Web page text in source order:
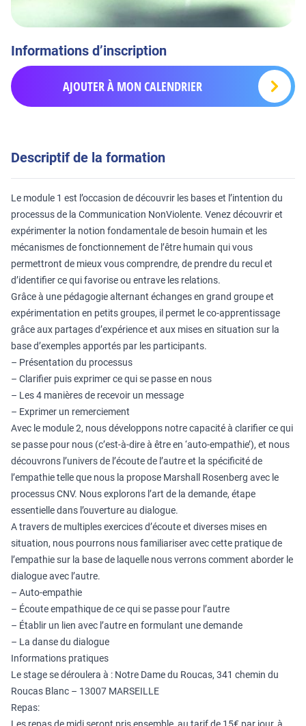
Informations d’inscription
AJOUTER À MON CALENDRIER
Descriptif de la formation
Le module 1 est l’occasion de découvrir les bases et l’intention du
processus de la Communication NonViolente. Venez découvrir et
expérimenter la notion fondamentale de besoin humain et les
mécanismes de fonctionnement de l’être humain qui vous
permettront de mieux vous comprendre, de prendre du recul et
d’identifier ce qui favorise ou entrave les relations.
Grâce à une pédagogie alternant échanges en grand groupe et
expérimentation en petits groupes, il permet le co-apprentissage
grâce aux partages d’expérience et aux mises en situation sur la
base d’exemples apportés par les participants.
– Présentation du processus
– Clarifier puis exprimer ce qui se passe en nous
– Les 4 manières de recevoir un message
– Exprimer un remerciement
Avec le module 2, nous développons notre capacité à clarifier ce qui
se passe pour nous (c’est-à-dire à être en ‘auto-empathie’), et nous
découvrons l’univers de l’écoute de l’autre et la spécificité de
l’empathie telle que nous la propose Marshall Rosenberg avec le
processus CNV. Nous explorons l’art de la demande, étape
essentielle dans l’ouverture au dialogue.
A travers de multiples exercices d’écoute et diverses mises en
situation, nous pourrons nous familiariser avec cette pratique de
l’empathie sur la base de laquelle nous verrons comment aborder le
dialogue avec l’autre.
– Auto-empathie
– Écoute empathique de ce qui se passe pour l’autre
– Établir un lien avec l’autre en formulant une demande
– La danse du dialogue
Informations pratiques
Le stage se déroulera à : Notre Dame du Roucas, 341 chemin du
Roucas Blanc – 13007 MARSEILLE
Repas: